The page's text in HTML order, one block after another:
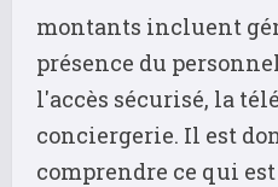
montants incluent
présence du
l'accès sécurisé, la
conciergerie. Il est
comprendre ce qui